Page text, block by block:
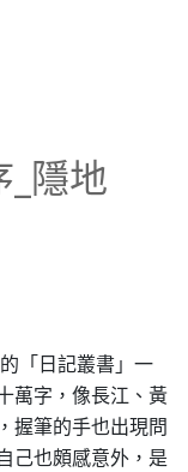
_隱地
「日記叢書」一
萬字，像長江、黃
握筆的手也出現問
己也頗感意外，是